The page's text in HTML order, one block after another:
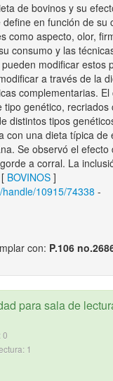
de bovinos y su
en función de
como aspecto, olor,
consumo y las
modificar
a través de la
complementarias.
genético,
distintos tipos
con una dieta típica
Se observó el
a corral. La
BOVINOS]
10915/74338 -
con: P.106
para sala de
0
1